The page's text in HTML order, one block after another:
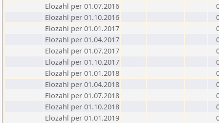
Elozahl per 01.07.2016
Elozahl per 01.10.2016
Elozahl per 01.01.2017
Elozahl per 01.04.2017
Elozahl per 01.07.2017
Elozahl per 01.10.2017
Elozahl per 01.01.2018
Elozahl per 01.04.2018
Elozahl per 01.07.2018
Elozahl per 01.10.2018
Elozahl per 01.01.2019